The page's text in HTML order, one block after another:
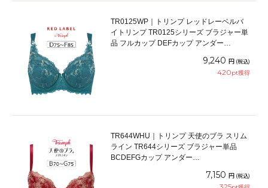
TR0125WP｜トリンプ レッドレーベルバ
イトリンプ TR0125シリーズ ブラジャー単
品 フルカップ DEFカップ アンダー
9,240 円 (税込)
420pt獲得
TR644WHU｜トリンプ 天使のブラ スリム
ライン TR644シリーズ ブラジャー単品
BCDEFGカップ アンダー
7,150 円 (税込)